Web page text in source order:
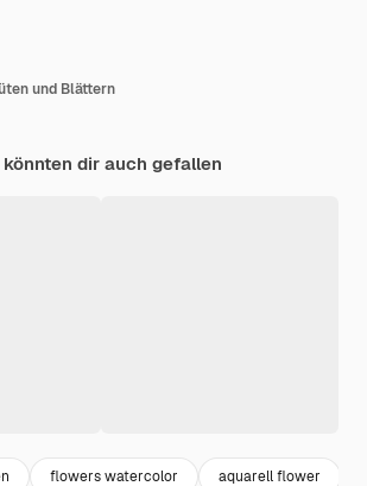
und Blättern
dir auch gefallen
flowers watercolor aquarell flower